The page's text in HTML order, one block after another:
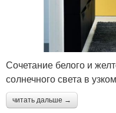
Сочетание белого и
солнечного света в
читать дальше →